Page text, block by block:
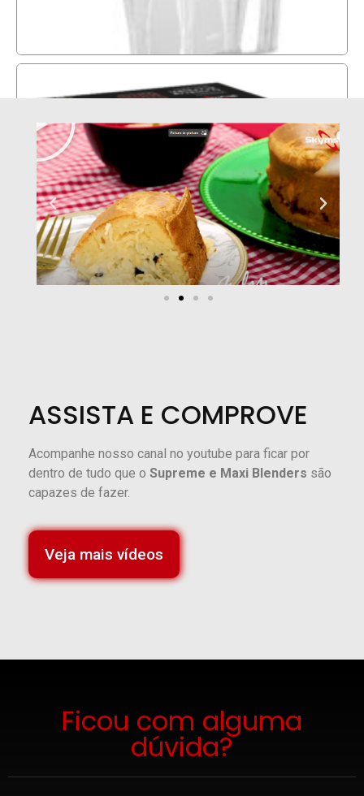
ASSISTA E COMPROVE
Acompanhe nosso canal no youtube para ficar por
dentro de tudo que o Supreme e Maxi Blenders são
capazes de fazer.
Veja mais vídeos
Ficou com alguma
dúvida?